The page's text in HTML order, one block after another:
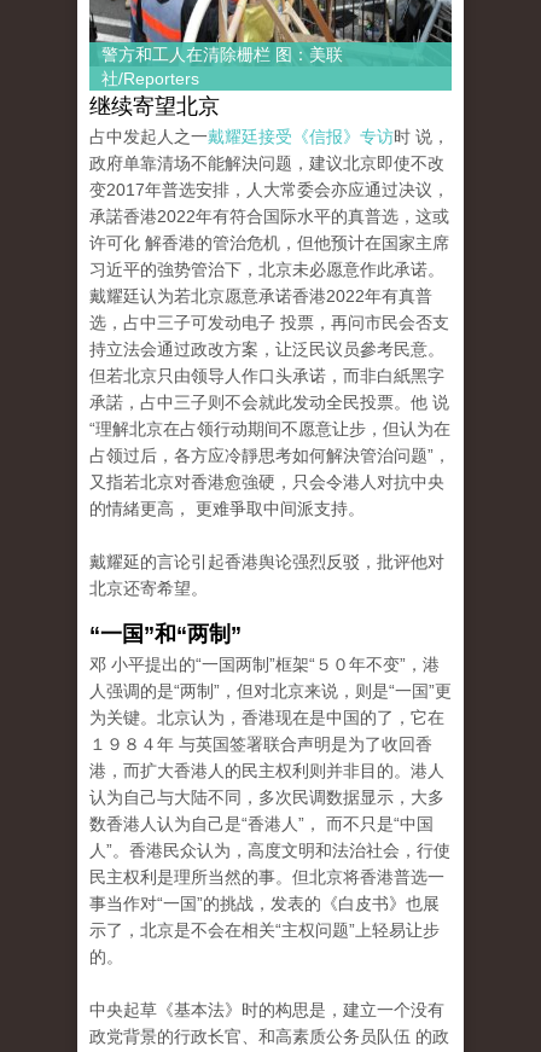
警方和工人在清除栅栏 图：美联
社/Reporters
继续寄望北京
占中发起人之一戴耀廷接受《信报》专访时 说，
政府单靠清场不能解決问题，建议北京即使不改
变2017年普选安排，人大常委会亦应通过决议，
承諾香港2022年有符合国际水平的真普选，这或
许可化 解香港的管治危机，但他预计在国家主席
习近平的強势管治下，北京未必愿意作此承诺。
戴耀廷认为若北京愿意承诺香港2022年有真普
选，占中三子可发动电子 投票，再问市民会否支
持立法会通过政改方案，让泛民议员參考民意。
但若北京只由领导人作口头承诺，而非白紙黑字
承諾，占中三子则不会就此发动全民投票。他 说
“理解北京在占领行动期间不愿意让步，但认为在
占领过后，各方应冷靜思考如何解決管治问题”，
又指若北京对香港愈強硬，只会令港人对抗中央
的情緒更高， 更难爭取中间派支持。
戴耀延的言论引起香港舆论强烈反驳，批评他对
北京还寄希望。
“一国”和“两制”
邓 小平提出的“一国两制”框架“５０年不变”，港
人强调的是“两制”，但对北京来说，则是“一国”更
为关键。北京认为，香港现在是中国的了，它在
１９８４年 与英国签署联合声明是为了收回香
港，而扩大香港人的民主权利则并非目的。港人
认为自己与大陆不同，多次民调数据显示，大多
数香港人认为自己是“香港人”， 而不只是“中国
人”。香港民众认为，高度文明和法治社会，行使
民主权利是理所当然的事。但北京将香港普选一
事当作对“一国”的挑战，发表的《白皮书》也展
示了，北京是不会在相关“主权问题”上轻易让步
的。
中央起草《基本法》时的构思是，建立一个没有
政党背景的行政长官、和高素质公务员队伍 的政